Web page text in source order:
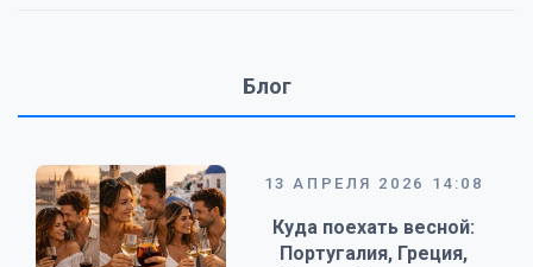
Блог
13 АПРЕЛЯ 2026 14:08
Куда поехать весной:
Португалия, Греция,